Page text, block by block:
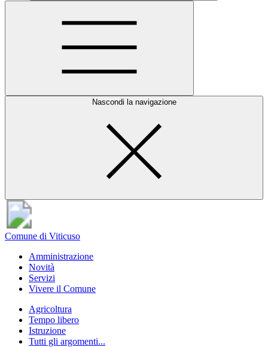
Nascondi la navigazione
Comune di Viticuso
Amministrazione
Novità
Servizi
Vivere il Comune
Agricoltura
Tempo libero
Istruzione
Tutti gli argomenti...